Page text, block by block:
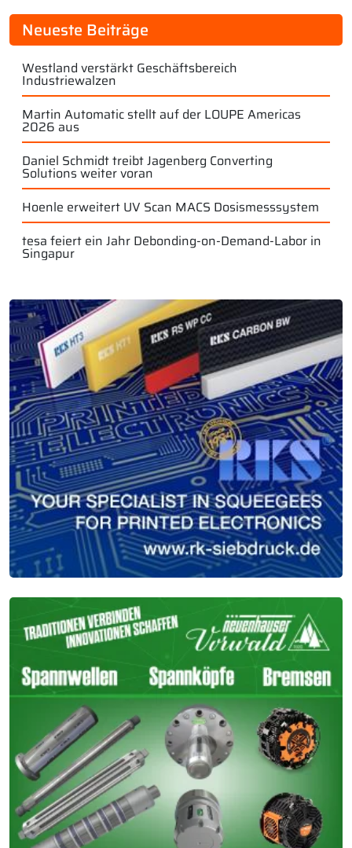
Neueste Beiträge
Westland verstärkt Geschäftsbereich
Industriewalzen
Martin Automatic stellt auf der LOUPE Americas
2026 aus
Daniel Schmidt treibt Jagenberg Converting
Solutions weiter voran
Hoenle erweitert UV Scan MACS Dosismesssystem
tesa feiert ein Jahr Debonding-on-Demand-Labor in
Singapur